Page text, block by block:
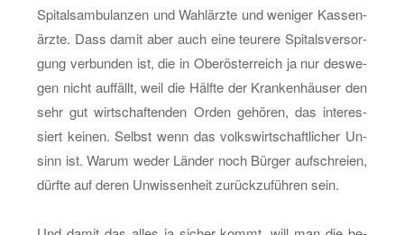
Spi­tals­am­bu­lan­zen und Wahl­ärz­te und we­ni­ger Kas­sen­
ärz­te. Dass damit aber auch eine teu­re­re Spi­tals­ver­sor­
gung ver­bun­den ist, die in Ober­ös­ter­reich ja nur des­we­
gen nicht auf­fällt, weil die Hälf­te der Kran­ken­häu­ser den
sehr gut wirt­schaf­ten­den Orden ge­hö­ren, das in­ter­es­
siert kei­nen. Selbst wenn das volks­wirt­schaft­li­cher Un­
sinn ist. Warum weder Län­der noch Bür­ger auf­schrei­en,
dürf­te auf deren Un­wis­sen­heit zu­rück­zu­füh­ren sein.